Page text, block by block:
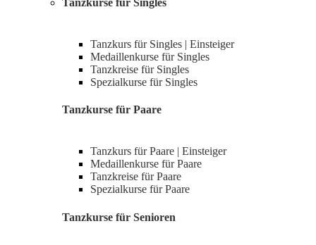
Tanzkurs für Singles | Einsteiger
Medaillenkurse für Singles
Tanzkreise für Singles
Spezialkurse für Singles
Tanzkurse für Paare
Tanzkurs für Paare | Einsteiger
Medaillenkurse für Paare
Tanzkreise für Paare
Spezialkurse für Paare
Tanzkurse für Senioren